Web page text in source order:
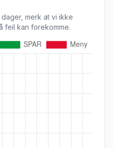
merk at vi ikke
feil kan forekomme.